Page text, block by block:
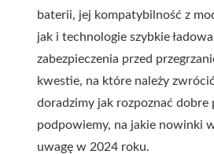
baterii, jej kompatybilność z
jak i technologie szybkie
zabezpieczenia przed
kwestie, na które należy
doradzimy jak rozpoznać dobre
podpowiemy, na jakie nowinki
uwagę w 2024 roku.